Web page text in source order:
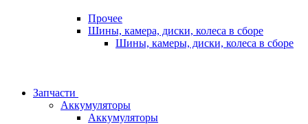
Прочее
Шины, камера, диски, колеса в сборе
Шины, камеры, диски, колеса в сборе
Запчасти
Аккумуляторы
Аккумуляторы